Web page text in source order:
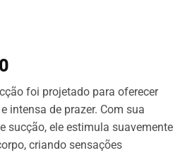
Price
range:
€25.00
through
€35.00
foi projetado para oferecer
intensa de prazer. Com sua
sucção, ele estimula suavemente
criando sensações